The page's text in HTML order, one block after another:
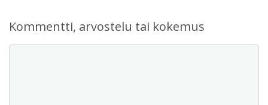
Kommentti, arvostelu tai kokemus